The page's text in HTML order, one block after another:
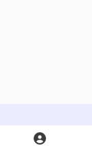
Light ModeDark ModeSystem